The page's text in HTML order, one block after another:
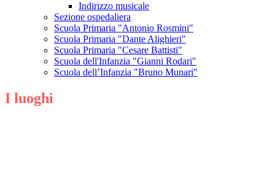
Indirizzo musicale
Sezione ospedaliera
Scuola Primaria "Antonio Rosmini"
Scuola Primaria "Dante Alighieri"
Scuola Primaria "Cesare Battisti"
Scuola dell'Infanzia "Gianni Rodari"
Scuola dell’Infanzia "Bruno Munari"
I luoghi